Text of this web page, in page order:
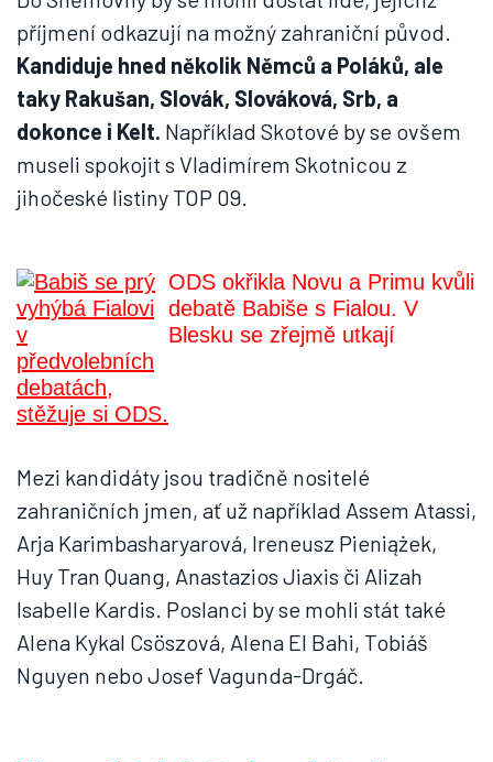
příjmení odkazují na možný zahraniční původ.
Kandiduje hned několik Němců a Poláků, ale
taky Rakušan, Slovák, Slováková, Srb, a
dokonce i Kelt. Například Skotové by se ovšem
museli spokojit s Vladimírem Skotnicou z
jihočeské listiny TOP 09.
ODS okřikla Novu a Primu kvůli
debatě Babiše s Fialou. V
Blesku se zřejmě utkají
Mezi kandidáty jsou tradičně nositelé
zahraničních jmen, ať už například Assem Atassi,
Arja Karimbasharyarová, Ireneusz Pieniążek,
Huy Tran Quang, Anastazios Jiaxis či Alizah
Isabelle Kardis. Poslanci by se mohli stát také
Alena Kykal Csöszová, Alena El Bahi, Tobiáš
Nguyen nebo Josef Vagunda-Drgáč.